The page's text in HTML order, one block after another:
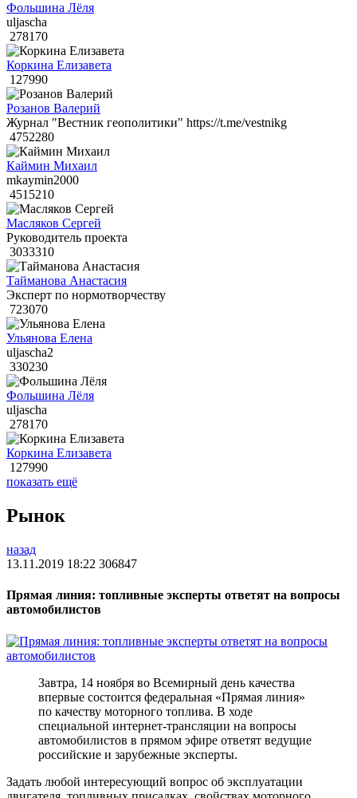
Фольшина Лёля
uljascha
278170
Коркина Елизавета
127990
Розанов Валерий
Журнал "Вестник геополитики" https://t.me/vestnikg
4752280
Каймин Михаил
mkaymin2000
4515210
Масляков Сергей
Руководитель проекта
3033310
Тайманова Анастасия
Эксперт по нормотворчеству
723070
Ульянова Елена
uljascha2
330230
Фольшина Лёля
uljascha
278170
Коркина Елизавета
127990
показать ещё
Рынок
назад
13.11.2019 18:22 306847
Прямая линия: топливные эксперты ответят на вопросы
автомобилистов
Завтра, 14 ноября во Всемирный день качества
впервые состоится федеральная «Прямая линия»
по качеству моторного топлива. В ходе
специальной интернет-трансляции на вопросы
автомобилистов в прямом эфире ответят ведущие
российские и зарубежные эксперты.
Задать любой интересующий вопрос об эксплуатации